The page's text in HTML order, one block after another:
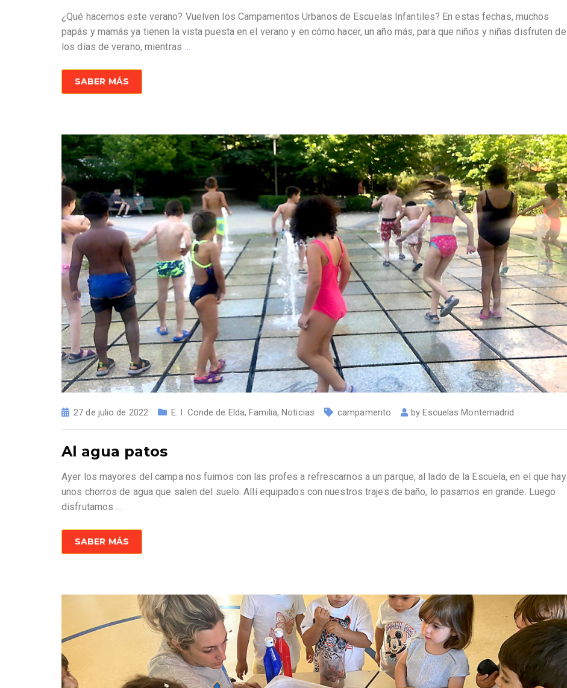
¿Qué hacemos este verano? Vuelven los Campamentos Urbanos de Escuelas Infantiles? En estas fechas, muchos
papás y mamás ya tienen la vista puesta en el verano y en cómo hacer, un año más, para que niños y niñas disfruten de
los días de verano, mientras …
SABER MÁS
27 de julio de 2022 E. I. Conde de Elda,Familia,Noticias campamento byEscuelas Montemadrid
Al agua patos
Ayer los mayores del campa nos fuimos con las profes a refrescarnos a un parque, al lado de la Escuela, en el que hay
unos chorros de agua que salen del suelo. Allí equipados con nuestros trajes de baño, lo pasamos en grande. Luego
disfrutamos…
SABER MÁS